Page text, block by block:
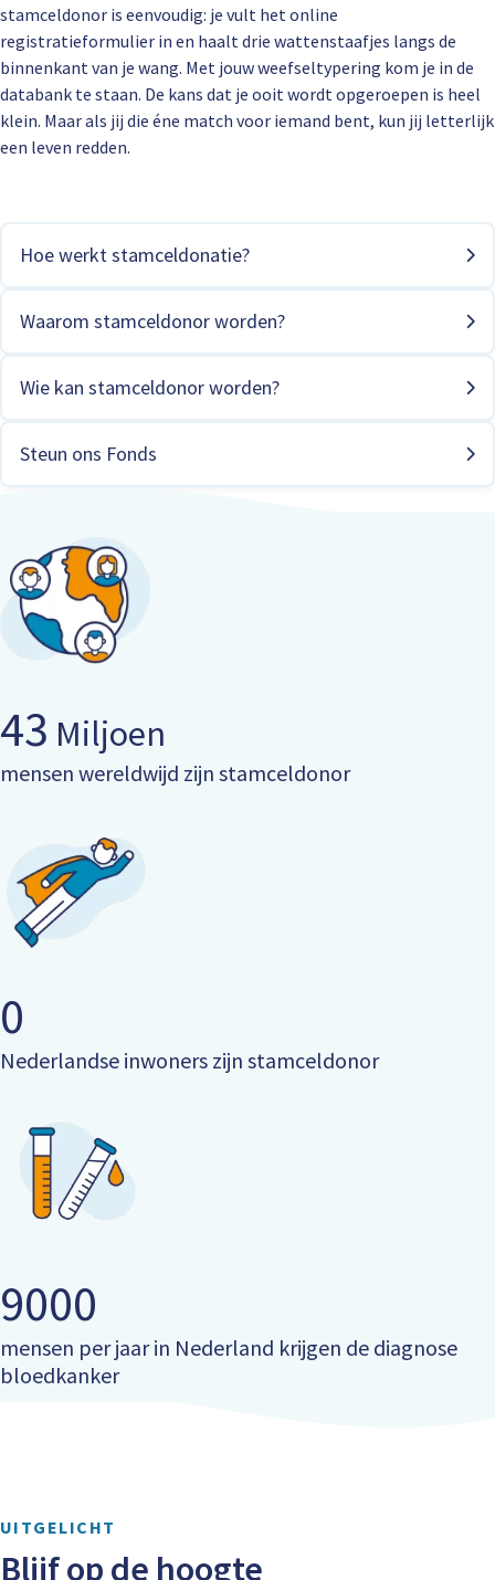
stamceldonor is eenvoudig: je vult het online
registratieformulier in en haalt drie wattenstaafjes langs de
binnenkant van je wang. Met jouw weefseltypering kom je in de
databank te staan. De kans dat je ooit wordt opgeroepen is heel
klein. Maar als jij die éne match voor iemand bent, kun jij letterlijk
een leven redden.
Hoe werkt stamceldonatie?
Waarom stamceldonor worden?
Wie kan stamceldonor worden?
Steun ons Fonds
43 Miljoen
mensen wereldwijd zijn stamceldonor
0
Nederlandse inwoners zijn stamceldonor
9000
mensen per jaar in Nederland krijgen de diagnose
bloedkanker
UITGELICHT
Blijf op de hoogte